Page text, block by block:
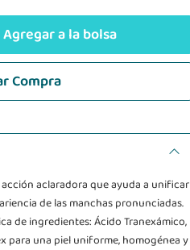
Agregar a la bolsa
Compra
aclaradora que ayuda a unificar
de las manchas pronunciadas.
de ingredientes: Ácido Tranexámico,
para una piel uniforme, homogénea y